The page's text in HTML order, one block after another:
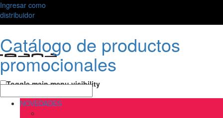
Ingresar como
distribuidor
Catálogo de productos
promocionales
Toggle main menu visibility
NOVEDADES